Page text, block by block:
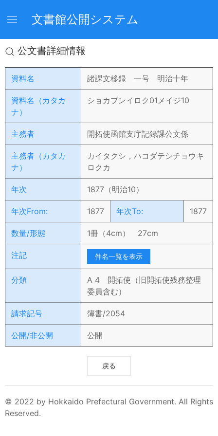
文書館公開システム
公文書詳細情報
資料名 諸課文移録 一号 明治十年
資料名（カタカ
ナ）
ショカブンイロク01メイジ10
主務者 開拓使函館支庁記録課公文係
主務者（カタカ
ナ）
カイタクシ，ハコダテシチョウキ
ロクカ
年次 1877（明治10）
年次From: 1877 年次To: 1877
数量/形態 1冊（4cm） 27cm
注記 件名一覧を表示
分類
A 4 開拓使（旧開拓使残務整理
委員含む）
請求記号 簿書/2054
公開/非公開 公開
戻る
© 2022 by Hokkaido Prefectural Government. All Rights
Reserved.